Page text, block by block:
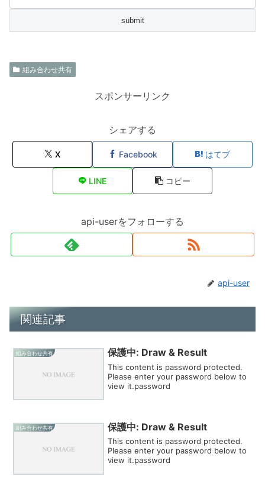
組み合わせ共有
スポンサーリンク
シェアする
X Facebook はてブ
LINE コピー
api-userをフォローする
api-user
関連記事
組み合わせ共有 保護中: Draw & Result
This content is password protected.
Please enter your password below to
view it.password
組み合わせ共有 保護中: Draw & Result
This content is password protected.
Please enter your password below to
view it.password